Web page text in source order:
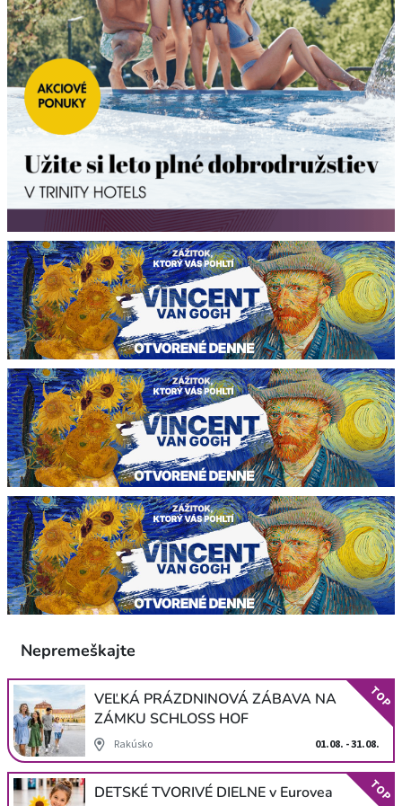
Nepremeškajte
VEĽKÁ PRÁZDNINOVÁ ZÁBAVA NA
ZÁMKU SCHLOSS HOF
Rakúsko 01.08. - 31.08.
TOP
DETSKÉ TVORIVÉ DIELNE v Eurovea TOP